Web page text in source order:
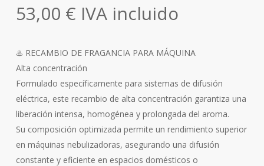
53,00 € IVA incluido
♨️ RECAMBIO DE FRAGANCIA PARA MÁQUINA
Alta concentración
Formulado específicamente para sistemas de difusión
eléctrica, este recambio de alta concentración garantiza una
liberación intensa, homogénea y prolongada del aroma.
Su composición optimizada permite un rendimiento superior
en máquinas nebulizadoras, asegurando una difusión
constante y eficiente en espacios domésticos o